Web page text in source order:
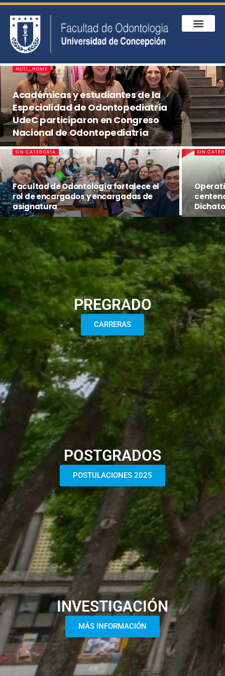
NOTI_HOME
Académicas y estudiantes de la
Especialidad de Odontopediatría
UdeC participaron en Congreso
Nacional de Odontopediatría
SIN CATEGORÍA
Facultad de Odontología fortalece el
rol de encargados y encargadas de
asignatura
SIN
Dichato
PREGRADO
CARRERAS
POSTGRADOS
POSTULACIONES 2025
INVESTIGACIÓN
MÁS INFORMACIÓN